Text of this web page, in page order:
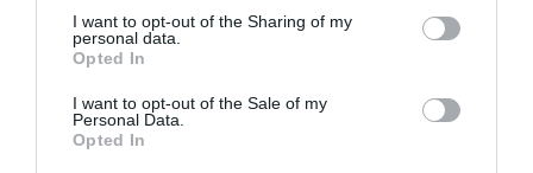
I want to opt-out of the Sharing of my
personal data.
Opted In
I want to opt-out of the Sale of my
Personal Data.
Opted In
giocatore: "La Fiorentina comunica l'acquisizione a titolo
definitivo delle prestazioni sportive dell'attaccante Arturo
Lupoli (classe 1987) con contratto quinquennale".
firenzeviola.it
Sito ufficiale Fiorentina